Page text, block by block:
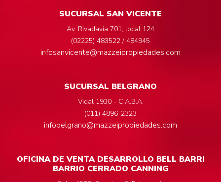
SUCURSAL SAN VICENTE
Av. Rivadavia 701, local 124
(02225) 483522 / 484945
infosanvicente@mazzeipropiedades.com
SUCURSAL BELGRANO
Vidal 1930 - C.A.B.A.
(011) 4896-2323
infobelgrano@mazzeipropiedades.com
OFICINA DE VENTA DESARROLLO BELL BARRI
BARRIO CERRADO CANNING